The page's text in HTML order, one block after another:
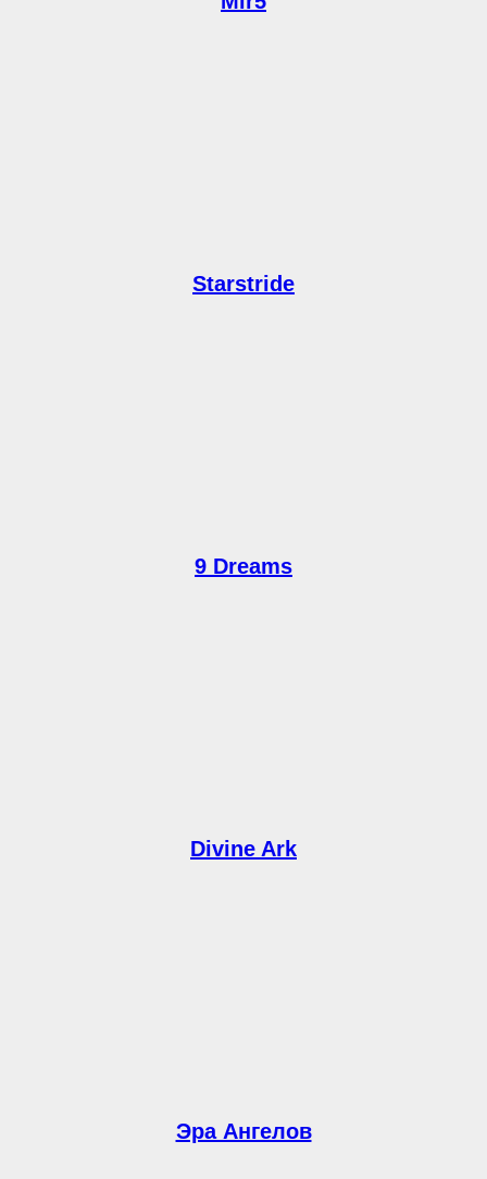
Starstride
9 Dreams
Divine Ark
Эра Ангелов